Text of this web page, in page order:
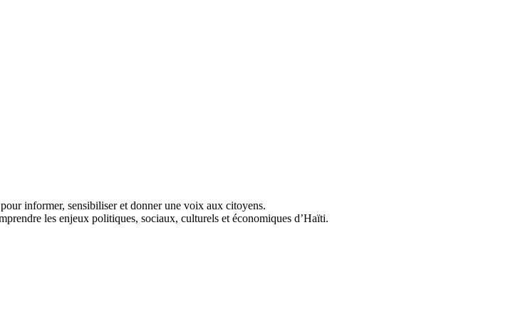
informer, sensibiliser et donner une voix aux citoyens.
les enjeux politiques, sociaux, culturels et économiques d’Haïti.